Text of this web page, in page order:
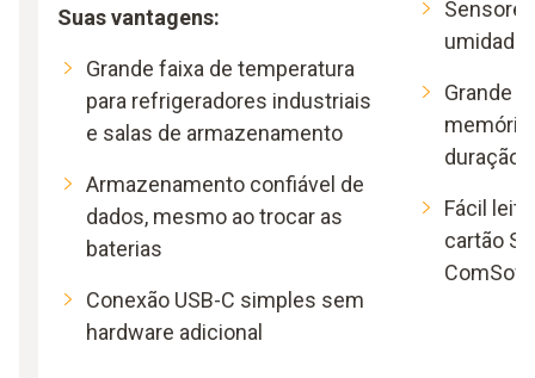
Suas vantagens:
Grande faixa de temperatura
para refrigeradores industriais
e salas de armazenamento
Armazenamento confiável de
dados, mesmo ao trocar as
baterias
Conexão USB-C simples sem
hardware adicional
umidade
Grande
memória
duração
Fácil
cartão
ComSoft